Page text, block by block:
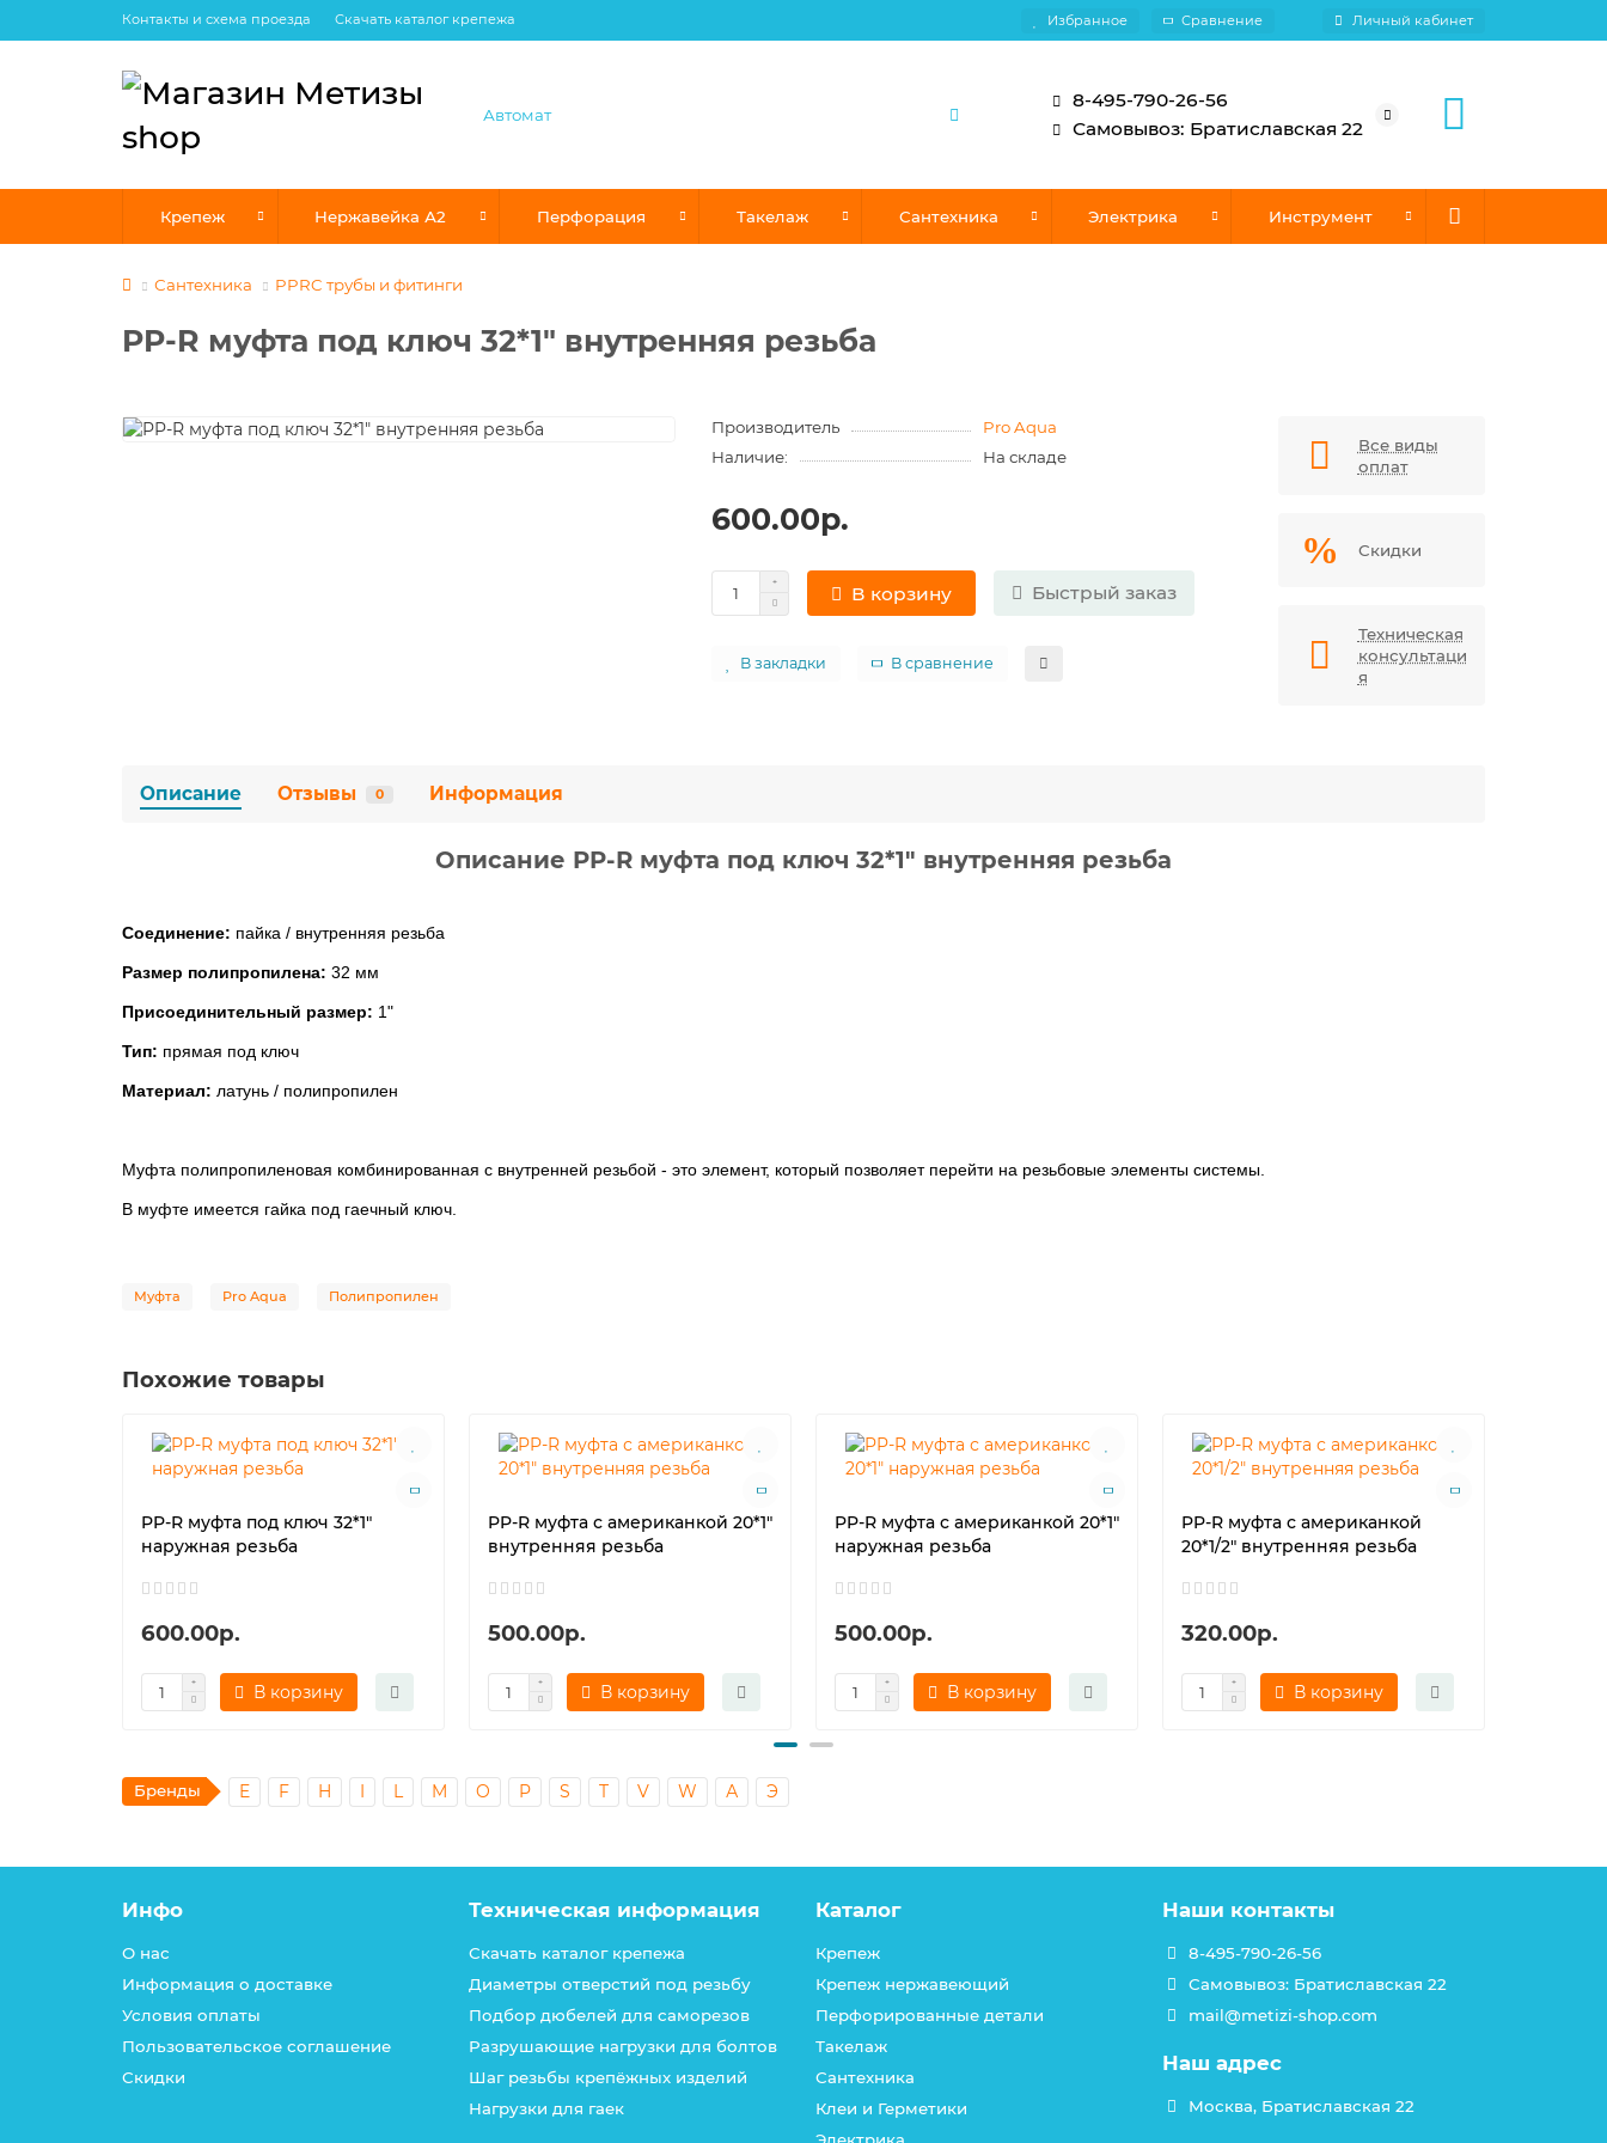
Контакты и схема проезда Скачать каталог крепежа Избранное Сравнение Личный кабинет
8-495-790-26-56
Самовывоз: Братиславская 22
Крепеж Нержавейка А2 Перфорация Такелаж Сантехника Электрика Инструмент
Сантехника PPRC трубы и фитинги
PP-R муфта под ключ 32*1" внутренняя резьба
Производитель
Pro Aqua
Наличие:
На складе
600.00р.
В корзину Быстрый заказ
В закладки В сравнение
Все виды
оплат
Скидки
Техническая
консультаци
я
Описание Отзывы 0 Информация
Описание PP-R муфта под ключ 32*1" внутренняя резьба
Соединение: пайка / внутренняя резьба
Размер полипропилена: 32 мм
Присоединительный размер: 1"
Тип: прямая под ключ
Материал: латунь / полипропилен
Муфта полипропиленовая комбинированная с внутренней резьбой - это элемент, который позволяет перейти на резьбовые элементы системы.
В муфте имеется гайка под гаечный ключ.
Муфта Pro Aqua Полипропилен
Похожие товары
PP-R муфта под ключ 32*1"
наружная резьба
600.00р.
В корзину
PP-R муфта с американкой 20*1"
внутренняя резьба
500.00р.
В корзину
PP-R муфта с американкой 20*1"
наружная резьба
500.00р.
В корзину
PP-R муфта с американкой
20*1/2" внутренняя резьба
320.00р.
В корзину
Бренды E F H I L M O P S T V W А Э
Инфо
О нас
Информация о доставке
Условия оплаты
Пользовательское соглашение
Скидки
Техническая информация
Скачать каталог крепежа
Диаметры отверстий под резьбу
Подбор дюбелей для саморезов
Разрушающие нагрузки для болтов
Шаг резьбы крепёжных изделий
Нагрузки для гаек
Каталог
Крепеж
Крепеж нержавеющий
Перфорированные детали
Такелаж
Сантехника
Клеи и Герметики
Наши контакты
8-495-790-26-56
Самовывоз: Братиславская 22
mail@metizi-shop.com
Наш адрес
Москва, Братиславская 22